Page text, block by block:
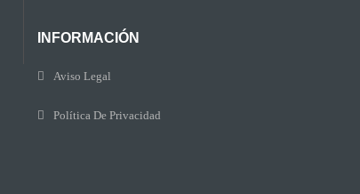
INFORMACIÓN
Aviso Legal
Política De Privacidad